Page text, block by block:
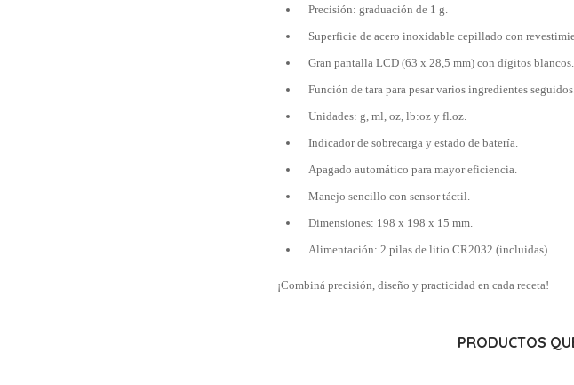
Precisión: graduación de 1 g.
Superficie de acero inoxidable cepillado con
Gran pantalla LCD (63 x 28,5 mm) con dígitos blancos.
Función de tara para pesar varios ingredientes
Unidades: g, ml, oz, lb:oz y fl.oz.
Indicador de sobrecarga y estado de batería.
Apagado automático para mayor eficiencia.
Manejo sencillo con sensor táctil.
Dimensiones: 198 x 198 x 15 mm.
Alimentación: 2 pilas de litio CR2032 (incluidas).
¡Combiná precisión, diseño y practicidad en cada receta!
PRODUCTOS